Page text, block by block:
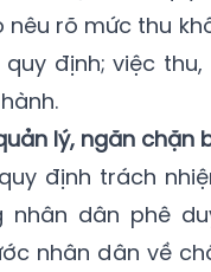
nêu rõ mức thu
định; việc
lý, ngăn chặn
định trách
nhân dân phê
nhân dân về